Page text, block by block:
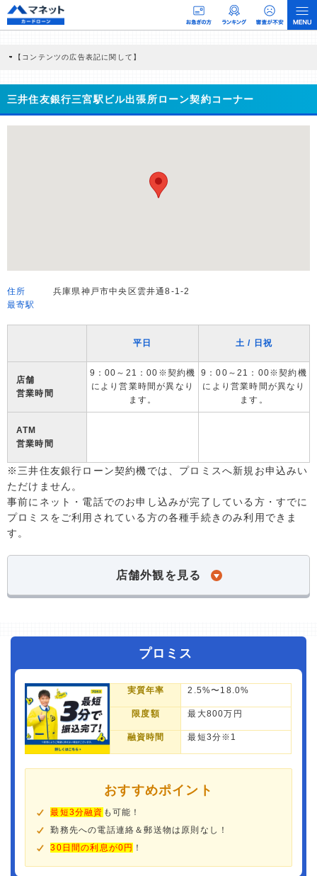
【コンテンツの広告表記に関して】
商品を根拠なくPRするものではなく、当編集部の調査／ユーザーへの口コミ収集な
どに基づき、公平性を担保した情報提供を行っています。
>提携企業一覧
三井住友銀行三宮駅ビル出張所ローン契約コーナー
住所
兵庫県神戸市中央区雲井通8-1-2
最寄駅
平日 土 / 日祝
店舗
営業時間
9：00～21：00※契約機
により営業時間が異なり
ます。
9：00～21：00※契約機
により営業時間が異なり
ます。
ATM
営業時間
※三井住友銀行ローン契約機では、プロミスへ新規お申込みい
ただけません。
事前にネット・電話でのお申し込みが完了している方・すでに
プロミスをご利用されている方の各種手続きのみ利用できま
す。
店舗外観を見る
プロミス
実質年率 2.5%〜18.0%
限度額 最大800万円
融資時間 最短3分※1
おすすめポイント
最短3分融資 も可能！
勤務先への電話連絡＆郵送物は原則なし！
30日間の利息が0円 ！